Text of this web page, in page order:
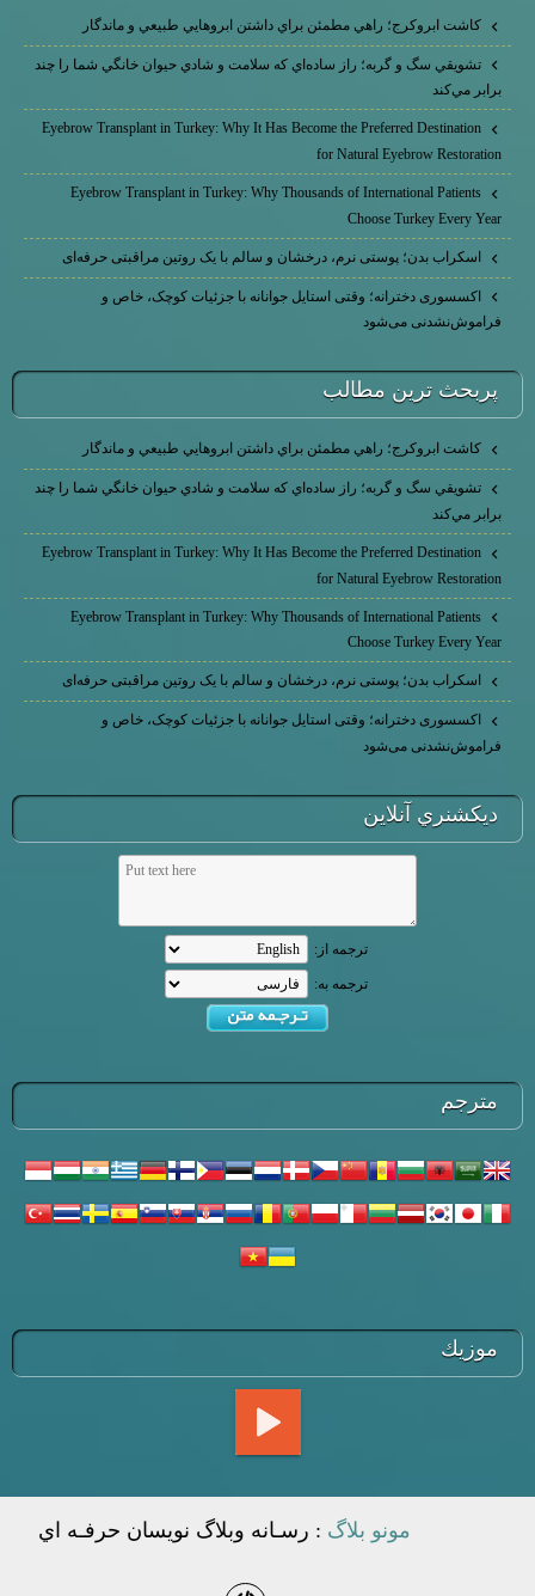
كاشت ابرو‌كرج؛ راهي مطمئن براي داشتن ابروهايي طبيعي و ماندگار
تشويقي سگ و گربه؛ راز ساده‌اي كه سلامت و شادي حيوان خانگي شما را چند
برابر مي‌كند
Eyebrow Transplant in Turkey: Why It Has Become the Preferred Destination
for Natural Eyebrow Restoration
Eyebrow Transplant in Turkey: Why Thousands of International Patients
Choose Turkey Every Year
اسکراب بدن؛ پوستی نرم، درخشان و سالم با یک روتین مراقبتی حرفه‌ای
اکسسوری دخترانه؛ وقتی استایل جوانانه با جزئیات کوچک، خاص و
فراموش‌نشدنی می‌شود
پربحث ترين مطالب
كاشت ابرو‌كرج؛ راهي مطمئن براي داشتن ابروهايي طبيعي و ماندگار
تشويقي سگ و گربه؛ راز ساده‌اي كه سلامت و شادي حيوان خانگي شما را چند
برابر مي‌كند
Eyebrow Transplant in Turkey: Why It Has Become the Preferred Destination
for Natural Eyebrow Restoration
Eyebrow Transplant in Turkey: Why Thousands of International Patients
Choose Turkey Every Year
اسکراب بدن؛ پوستی نرم، درخشان و سالم با یک روتین مراقبتی حرفه‌ای
اکسسوری دخترانه؛ وقتی استایل جوانانه با جزئیات کوچک، خاص و
فراموش‌نشدنی می‌شود
ديكشنري آنلاين
ترجمه از:
ترجمه به:
مترجم
موزيك
مونو بلاگ: رسـانه وبلاگ نويسان حرفـه اي